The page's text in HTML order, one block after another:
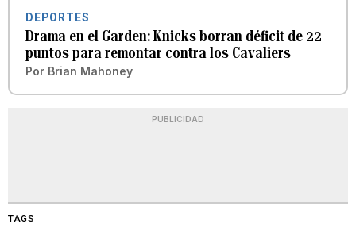
DEPORTES
Drama en el Garden: Knicks borran déficit de 22
puntos para remontar contra los Cavaliers
Por Brian Mahoney
PUBLICIDAD
TAGS